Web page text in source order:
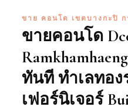
ขาย คอนโด เขตบางกะปิ ก
ขายคอนโด
ทันที ทำเลทอ
เฟอร์นิเจอร์